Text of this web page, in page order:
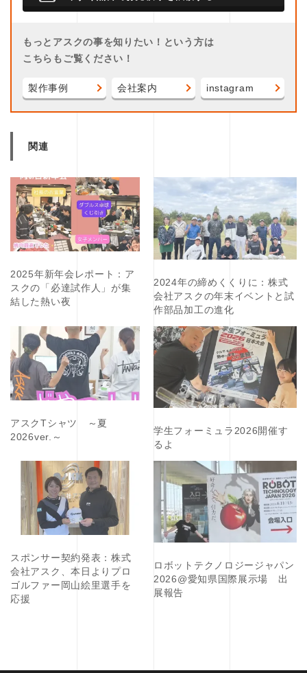
もっとアスクの事を知りたい！という方は
こちらもご覧ください！
製作事例 会社案内 instagram
関連
2025年新年会レポート：ア
スクの「必達試作人」が集
結した熱い夜
2024年の締めくくりに：株式
会社アスクの年末イベントと試
作部品加工の進化
アスクTシャツ ～夏
2026ver.～
学生フォーミュラ2026開催す
るよ
スポンサー契約発表：株式
会社アスク、本日よりプロ
ゴルファー岡山絵里選手を
応援
ロボットテクノロジージャパン
2026@愛知県国際展示場 出
展報告